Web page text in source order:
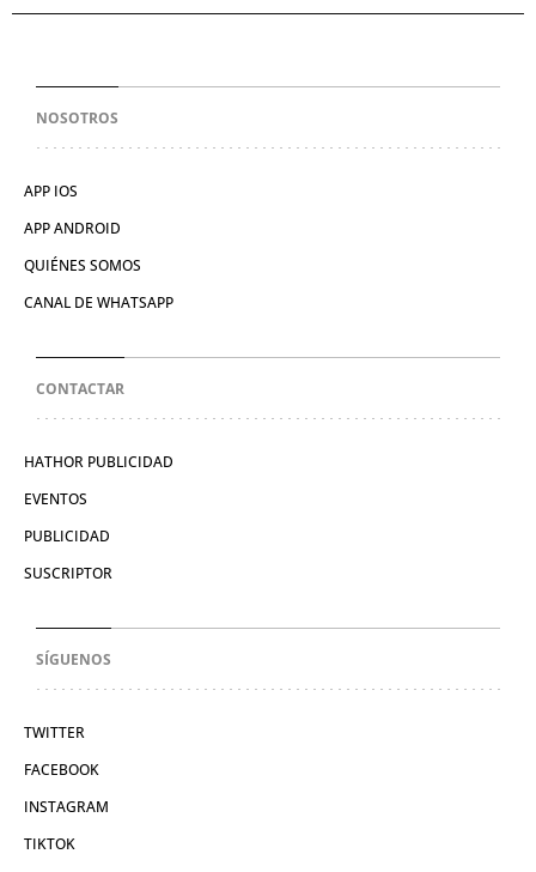
NOSOTROS
APP IOS
APP ANDROID
QUIÉNES SOMOS
CANAL DE WHATSAPP
CONTACTAR
HATHOR PUBLICIDAD
EVENTOS
PUBLICIDAD
SUSCRIPTOR
SÍGUENOS
TWITTER
FACEBOOK
INSTAGRAM
TIKTOK